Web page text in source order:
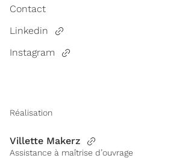
Contact
Linkedin
Instagram
Réalisation
Villette Makerz
Assistance à maîtrise d’ouvrage